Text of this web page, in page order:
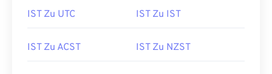
IST Zu UTC IST Zu IST
IST Zu ACST IST Zu NZST